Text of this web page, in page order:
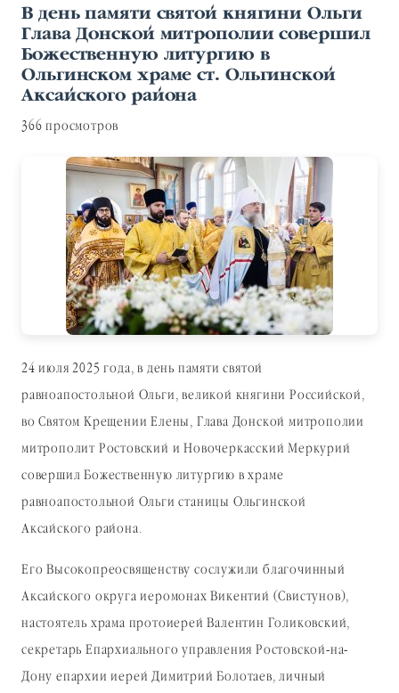
В день памяти святой княгини Ольги
Глава Донской митрополии совершил
Божественную литургию в
Ольгинском храме ст. Ольгинской
Аксайского района
366 просмотров
24 июля 2025 года, в день памяти святой
равноапостольной Ольги, великой княгини Российской,
во Святом Крещении Елены, Глава Донской митрополии
митрополит Ростовский и Новочеркасский Меркурий
совершил Божественную литургию в храме
равноапостольной Ольги станицы Ольгинской
Аксайского района.
Его Высокопреосвященству сослужили благочинный
Аксайского округа иеромонах Викентий (Свистунов),
настоятель храма протоиерей Валентин Голиковский,
секретарь Епархиального управления Ростовской-на-
Дону епархии иерей Димитрий Болотаев, личный